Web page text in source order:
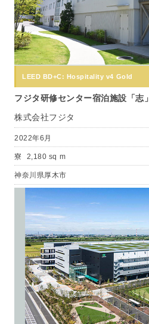
LEED BD+C: Hospitality v4 Gold
フジタ研修センター宿泊施設「志」
株式会社フジタ
2022年6月
寮 2,180 sq m
神奈川県厚木市